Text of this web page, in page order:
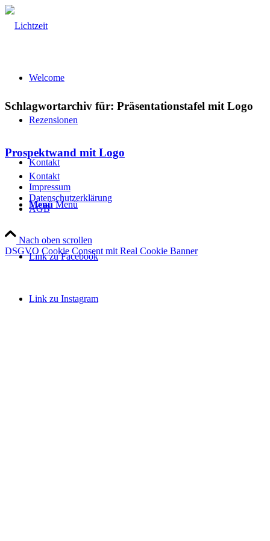
Welcome
Rezensionen
Kontakt
Menü Menü
Link zu Facebook
Link zu Instagram
Schlagwortarchiv für: Präsentationstafel mit Logo
Prospektwand mit Logo
Kontakt
Impressum
Datenschutzerklärung
AGB
Nach oben scrollen
DSGVO Cookie Consent mit Real Cookie Banner